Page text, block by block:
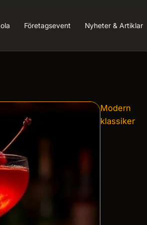
Företagsevent Nyheter & Artiklar
Modern
klassiker